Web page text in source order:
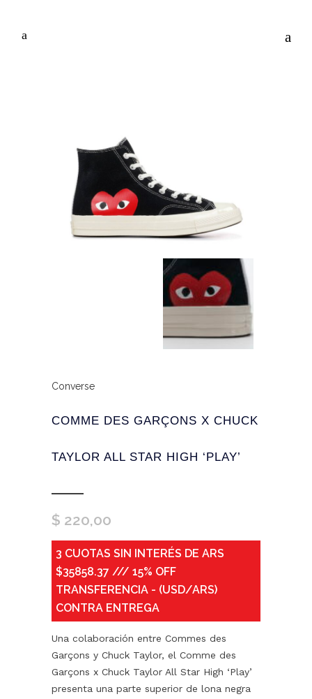
Converse
COMME DES GARÇONS X CHUCK
TAYLOR ALL STAR HIGH ‘PLAY’
$ 220,00
3 CUOTAS SIN INTERÉS DE ARS
$35858.37 /// 15% OFF
TRANSFERENCIA - (USD/ARS)
CONTRA ENTREGA
Una colaboración entre Commes des
Garçons y Chuck Taylor, el Comme des
Garçons x Chuck Taylor All Star High ‘Play’
presenta una parte superior de lona negra